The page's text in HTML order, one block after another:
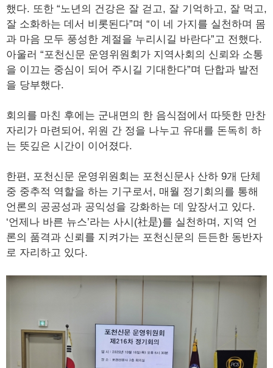
했다. 또한 “노년의 건강은 잘 걷고, 잘 기억하고, 잘 먹고,
잘 소화하는 데서 비롯된다”며 “이 네 가지를 실천하며 몸
과 마음 모두 풍성한 계절을 누리시길 바란다”고 전했다.
아울러 “포천신문 운영위원회가 지역사회의 신뢰와 소통
을 이끄는 중심이 되어 주시길 기대한다”며 단합과 발전
을 당부했다.
회의를 마친 후에는 군내면의 한 음식점에서 따뜻한 만찬
자리가 마련되어, 위원 간 정을 나누고 유대를 돈독히 하
는 뜻깊은 시간이 이어졌다.
한편, 포천신문 운영위원회는 포천신문사 산하 9개 단체
중 중추적 역할을 하는 기구로서, 매월 정기회의를 통해
언론의 공공성과 공익성을 강화하는 데 앞장서고 있다.
‘언제나 바른 뉴스’라는 사시(社是)를 실천하며, 지역 언
론의 품격과 신뢰를 지켜가는 포천신문의 든든한 동반자
로 자리하고 있다.